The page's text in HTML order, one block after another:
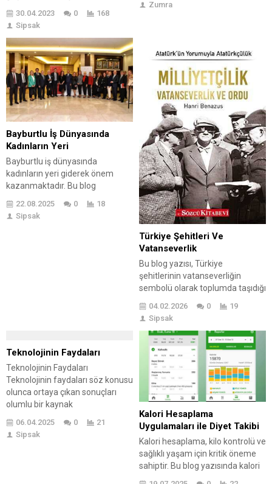
kaybedilmesinden duyulan
endişe, kaygı ve öfke
duygularının bir
kombinasyonudur. Kıskançlık,
romantik ilişkilerde en sık görülen
şeklidir, ancak arkadaşlar
arasında, aile üyeleri arasında ve
hatta iş ortamında da ortaya
çıkabilir. Kıskançlık, bir ilişkideki
güven...
30.04.2023 0
168
Sipsak
daha iyi bir düzeye ulaşmaları
motivasyonlarını artırma,
özgüvenlerini geliştirme,
problem çözme becerilerini
güçlendirir. Bununla beraber
daha sağlıklı ilişkiler kurma gibi
birçok...
Zumra
Bayburtlu İş Dünyasında
Kadınların Yeri
Bayburtlu iş dünyasında
kadınların yeri giderek önem
kazanmaktadır. Bu blog
yazısında, Bayburtlu iş
dünyasında kadınların rolü ve
etkisi ele alınmakta, kadın
22.08.2025 0
18
Sipsak
Türkiye Şehitleri Ve
Vatanseverlik
Bu blog yazısı, Türkiye
şehitlerinin vatanseverliğin
sembolü olarak toplumda taşıdığı
şehitleri, fedakarlıklarıyla ulusun
bağımsızlık ve özgürlük
mücadelesinde önemli bir yer
edinmektedir. Yazıda ayrıca,
şehitlerin sayılarla anlatılan
fedakarlıkları ve bu
fedakarlıkların toplum üzerindeki
etkisi ele alınıyor. Vatanseverlik
ve şehitlik kavramlarının
toplumsal algıda zamanla nasıl
değiştiği de vurgulanıyor.
Okuyuculara şehitlerimizi
anmak...
04.02.2026 0
19
Sipsak
Teknolojinin Faydaları
Teknolojinin Faydaları
Teknolojinin faydaları söz konusu
olunca ortaya çıkan sonuçları
olumlu bir kaynak
alanda yani; ekonomik sosyal ve
kültürel alanda çok çok faydalı
06.04.2025 0
21
Sipsak
Kalori Hesaplama
Uygulamaları ile Diyet Takibi
Kalori hesaplama, kilo kontrolü ve
sağlıklı yaşam için kritik öneme
sahiptir. Bu blog yazısında kalori
hesaplama uygulamalarının nasıl